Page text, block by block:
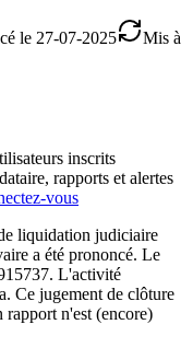
le 27-07-2025
Mis à
inscrits
rapports et alertes
vous
liquidation judiciaire
a été prononcé. Le
L'activité
Ce jugement de clôture
n'est (encore)